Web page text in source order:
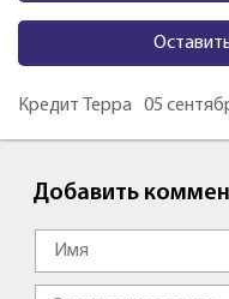
Кредит Терра 05
Добавить